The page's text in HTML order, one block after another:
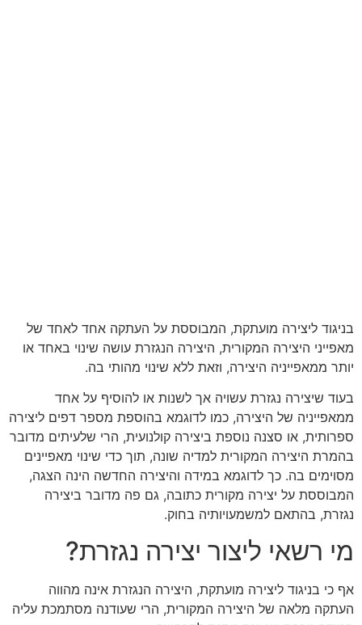
בניגוד ליצירה מועתקת, המבוססת על העתקה אחד לאחד של
מאפייני היצירה המקורית, היצירה הנגזרת עושה שינוי באחד או
יותר ממאפייניה היצירה, וזאת ללא שינוי מהותי בה.
בעוד שיצירה נגזרת עשויה אך לשנות או להוסיף על אחד
ממאפייניה של היצירה, כמו לדוגמא בהוספת מספר דפים ליצירה
ספרותית, או סצנה נוספת ביצירה קולנועית, הרי שלעיתים מדובר
בהמרת היצירה המקורית למדיה שונה, תוך כדי שינוי מאפיינים
מסוימים בה. כך לדוגמא במידה והיצירה החדשה הינה הצגה,
המבוססת על יצירה מקורית כתובה, גם פה מדובר ביצירה
נגזרת, בהתאם למשמעויותיה בחוק.
מי רשאי ליצור יצירה נגזרת?
אף כי בניגוד ליצירה מועתקת, היצירה הנגזרת אינה מהווה
העתקה מלאה של היצירה המקורית, הרי שעודנה מסתמכת עליה